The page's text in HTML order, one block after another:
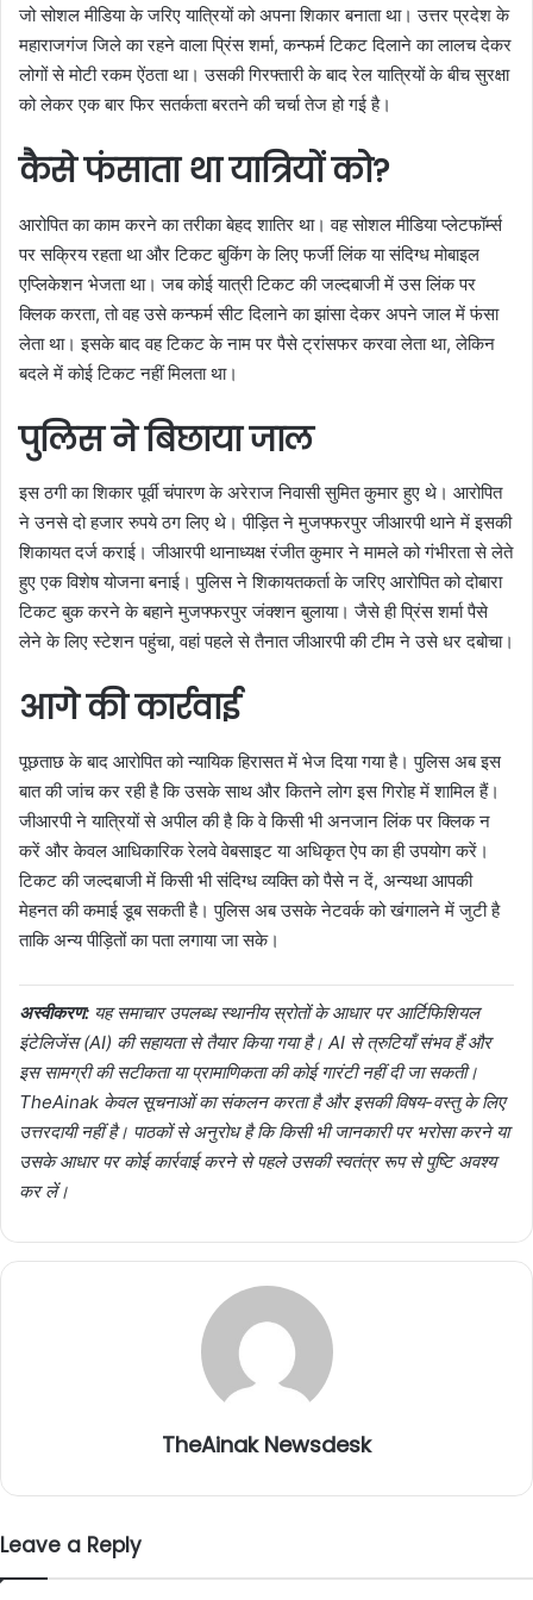
जो सोशल मीडिया के जरिए यात्रियों को अपना शिकार बनाता था। उत्तर प्रदेश के
महाराजगंज जिले का रहने वाला प्रिंस शर्मा, कन्फर्म टिकट दिलाने का लालच देकर
लोगों से मोटी रकम ऐंठता था। उसकी गिरफ्तारी के बाद रेल यात्रियों के बीच सुरक्षा
को लेकर एक बार फिर सतर्कता बरतने की चर्चा तेज हो गई है।
कैसे फंसाता था यात्रियों को?
आरोपित का काम करने का तरीका बेहद शातिर था। वह सोशल मीडिया प्लेटफॉर्म्स
पर सक्रिय रहता था और टिकट बुकिंग के लिए फर्जी लिंक या संदिग्ध मोबाइल
एप्लिकेशन भेजता था। जब कोई यात्री टिकट की जल्दबाजी में उस लिंक पर
क्लिक करता, तो वह उसे कन्फर्म सीट दिलाने का झांसा देकर अपने जाल में फंसा
लेता था। इसके बाद वह टिकट के नाम पर पैसे ट्रांसफर करवा लेता था, लेकिन
बदले में कोई टिकट नहीं मिलता था।
पुलिस ने बिछाया जाल
इस ठगी का शिकार पूर्वी चंपारण के अरेराज निवासी सुमित कुमार हुए थे। आरोपित
ने उनसे दो हजार रुपये ठग लिए थे। पीड़ित ने मुजफ्फरपुर जीआरपी थाने में इसकी
शिकायत दर्ज कराई। जीआरपी थानाध्यक्ष रंजीत कुमार ने मामले को गंभीरता से लेते
हुए एक विशेष योजना बनाई। पुलिस ने शिकायतकर्ता के जरिए आरोपित को दोबारा
टिकट बुक करने के बहाने मुजफ्फरपुर जंक्शन बुलाया। जैसे ही प्रिंस शर्मा पैसे
लेने के लिए स्टेशन पहुंचा, वहां पहले से तैनात जीआरपी की टीम ने उसे धर दबोचा।
आगे की कार्रवाई
पूछताछ के बाद आरोपित को न्यायिक हिरासत में भेज दिया गया है। पुलिस अब इस
बात की जांच कर रही है कि उसके साथ और कितने लोग इस गिरोह में शामिल हैं।
जीआरपी ने यात्रियों से अपील की है कि वे किसी भी अनजान लिंक पर क्लिक न
करें और केवल आधिकारिक रेलवे वेबसाइट या अधिकृत ऐप का ही उपयोग करें।
टिकट की जल्दबाजी में किसी भी संदिग्ध व्यक्ति को पैसे न दें, अन्यथा आपकी
मेहनत की कमाई डूब सकती है। पुलिस अब उसके नेटवर्क को खंगालने में जुटी है
ताकि अन्य पीड़ितों का पता लगाया जा सके।
अस्वीकरण: यह समाचार उपलब्ध स्थानीय स्रोतों के आधार पर आर्टिफिशियल
इंटेलिजेंस (AI) की सहायता से तैयार किया गया है। AI से त्रुटियाँ संभव हैं और
इस सामग्री की सटीकता या प्रामाणिकता की कोई गारंटी नहीं दी जा सकती।
TheAinak केवल सूचनाओं का संकलन करता है और इसकी विषय-वस्तु के लिए
उत्तरदायी नहीं है। पाठकों से अनुरोध है कि किसी भी जानकारी पर भरोसा करने या
उसके आधार पर कोई कार्रवाई करने से पहले उसकी स्वतंत्र रूप से पुष्टि अवश्य
कर लें।
TheAinak Newsdesk
Leave a Reply